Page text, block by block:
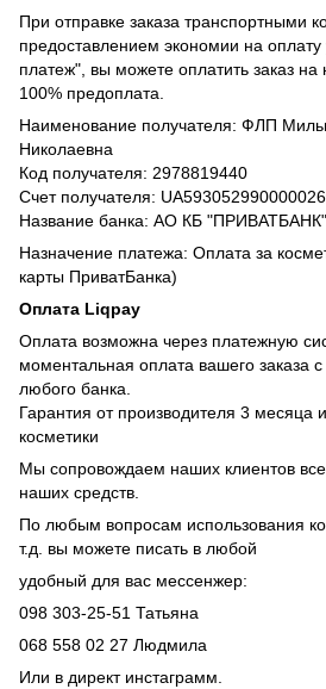
При отправке заказа транспортными
предоставлением экономии на
платеж", вы можете оплатить заказ на
100% предоплата.
Наименование получателя: ФЛП
Николаевна
Код получателя: 2978819440
Счет получателя:
Название банка: АО КБ "ПРИВАТБАНК"
Назначение платежа: Оплата за
карты ПриватБанка)
Оплата Liqpay
Оплата возможна через платежную
моментальная оплата вашего заказа
любого банка.
Гарантия от производителя 3 месяца
косметики
Мы сопровождаем наших клиентов
наших средств.
По любым вопросам использования
т.д. вы можете писать в любой
удобный для вас мессенжер:
098 303-25-51 Татьяна
068 558 02 27 Людмила
Или в директ инстаграмм.